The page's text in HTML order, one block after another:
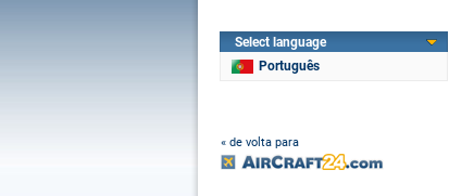
Select language
Português
« de volta para